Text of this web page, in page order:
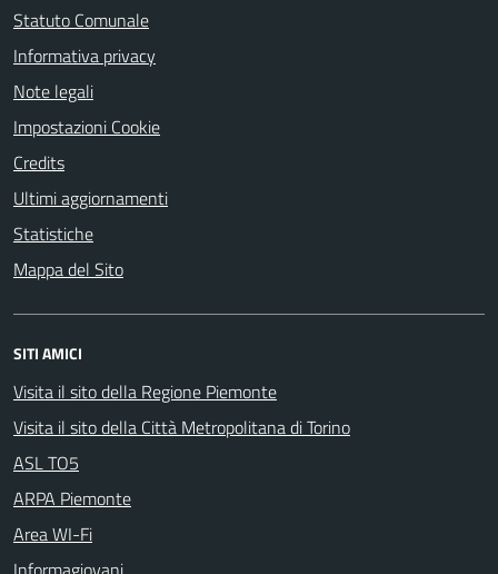
Statuto Comunale
Informativa privacy
Note legali
Impostazioni Cookie
Credits
Ultimi aggiornamenti
Statistiche
Mappa del Sito
SITI AMICI
Visita il sito della Regione Piemonte
Visita il sito della Città Metropolitana di Torino
ASL TO5
ARPA Piemonte
Area WI-Fi